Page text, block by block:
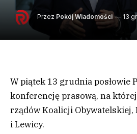
Przez Pokój Wiadomości 13
W piątek 13 grudnia posłowie
konferencję prasową, na
rządów Koalicji Obywatelskiej,
i Lewicy.